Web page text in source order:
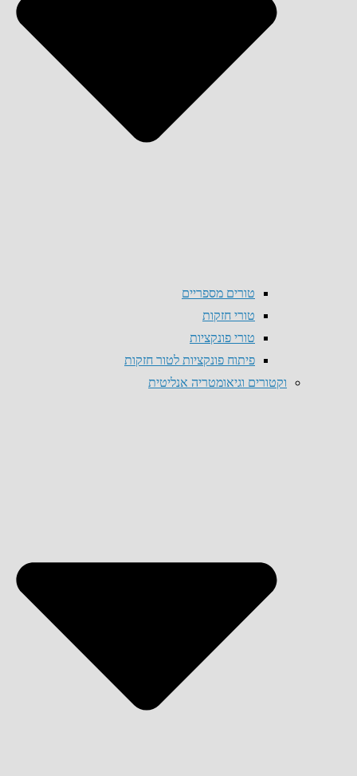
טורים מספריים
טורי חזקות
טורי פונקציות
פיתוח פונקציות לטור חזקות
וקטורים וגיאומטריה אנליטית